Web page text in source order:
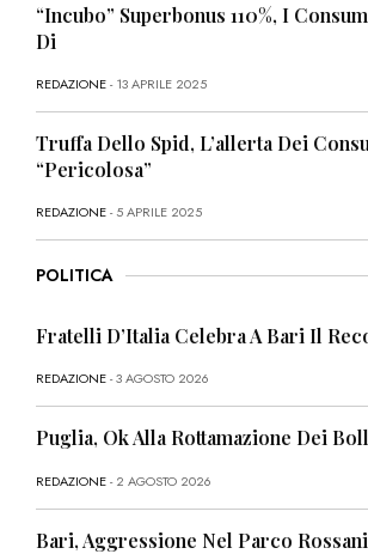
“Incubo” Superbonus 110%, I
Di
REDAZIONE- 13 APRILE 2025
Truffa Dello Spid, L’allerta Dei
“Pericolosa”
REDAZIONE- 5 APRILE 2025
POLITICA
Fratelli D’Italia Celebra A Bari Il
REDAZIONE- 3 AGOSTO 2026
Puglia, Ok Alla Rottamazione Dei
REDAZIONE- 2 AGOSTO 2026
Bari, Aggressione Nel Parco